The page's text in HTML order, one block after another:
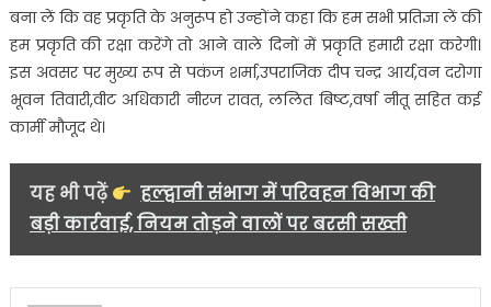
बना लें कि वह प्रकृति के अनुरूप हो उन्होंने कहा कि हम सभी प्रतिज्ञा लें की
हम प्रकृति की रक्षा करेंगे तो आने वाले दिनों में प्रकृति हमारी रक्षा करेगी।
इस अवसर पर मुख्य रूप से पकंज शर्मा,उपराजिक दीप चन्द्र आर्य,वन दरोगा
भूवन तिवारी,वीट अधिकारी नीरज रावत, ललित बिष्ट,वर्षा नीतू सहित कई
कार्मी मौजूद थे।
यह भी पढ़ें
हल्द्वानी संभाग में परिवहन विभाग की
बड़ी कार्रवाई, नियम तोड़ने वालों पर बरसी सख्ती